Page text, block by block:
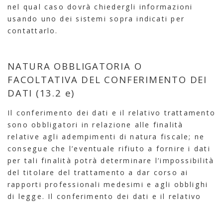
nel qual caso dovrà chiedergli informazioni
usando uno dei sistemi sopra indicati per
contattarlo.
NATURA OBBLIGATORIA O
FACOLTATIVA DEL CONFERIMENTO DEI
DATI (13.2 e)
Il conferimento dei dati e il relativo trattamento
sono obbligatori in relazione alle finalità
relative agli adempimenti di natura fiscale; ne
consegue che l’eventuale rifiuto a fornire i dati
per tali finalità potrà determinare l’impossibilità
del titolare del trattamento a dar corso ai
rapporti professionali medesimi e agli obblighi
di legge. Il conferimento dei dati e il relativo